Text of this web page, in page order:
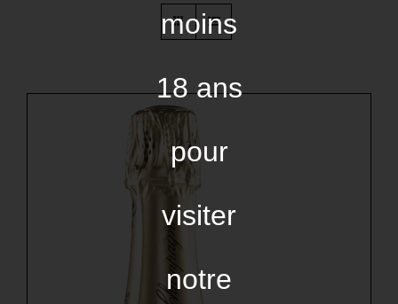
moins
18 ans
pour
visiter
notre